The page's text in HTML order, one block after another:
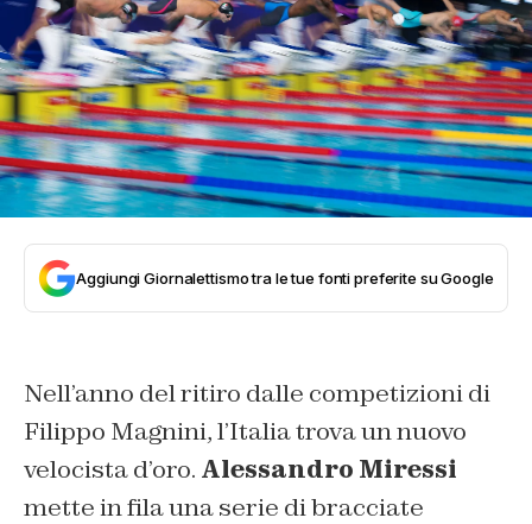
Aggiungi Giornalettismo tra le tue fonti preferite su Google
Nell’anno del ritiro dalle competizioni di
Filippo Magnini, l’Italia trova un nuovo
velocista d’oro. Alessandro Miressi
mette in fila una serie di bracciate